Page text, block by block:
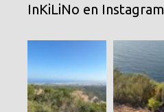
InKiLiNo en Instagram